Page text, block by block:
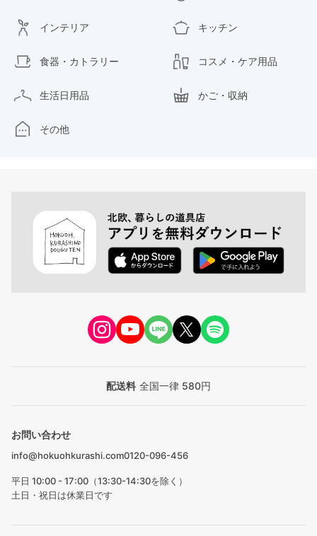
インテリア キッチン
食器・カトラリー コスメ・ケア用品
生活日用品 かご・収納
その他
配送料 全国一律 580円
お問い合わせ
info@hokuohkurashi.com0120-096-456
平日 10:00 - 17:00（13:30-14:30を除く）
土日・祝日は休業日です